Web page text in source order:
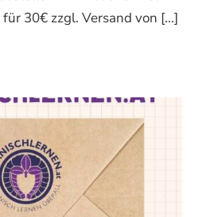
30€ zzgl. Versand von [...]